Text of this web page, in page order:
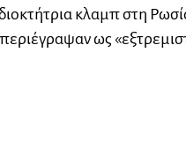
κλαμπ στη
ως